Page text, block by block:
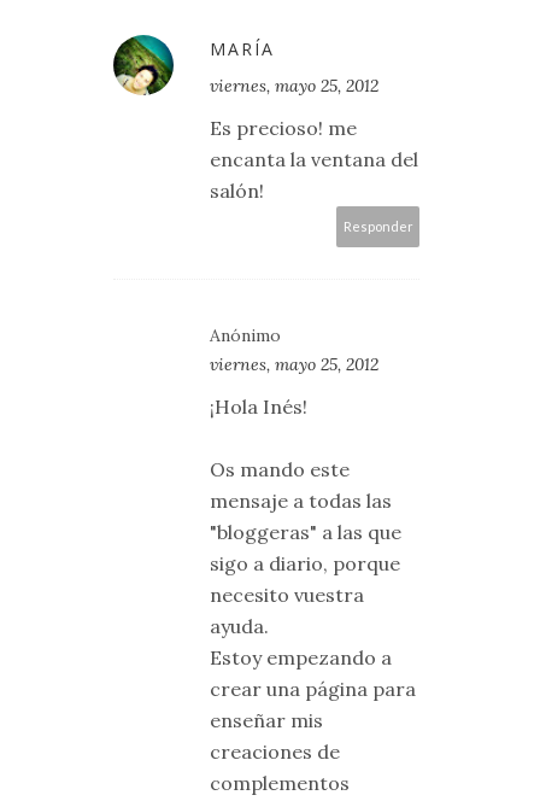
MARÍA
viernes, mayo 25, 2012
Es precioso! me
encanta la ventana del
salón!
Responder
Anónimo
viernes, mayo 25, 2012
¡Hola Inés!
Os mando este
mensaje a todas las
"bloggeras" a las que
sigo a diario, porque
necesito vuestra
ayuda.
Estoy empezando a
crear una página para
enseñar mis
creaciones de
complementos